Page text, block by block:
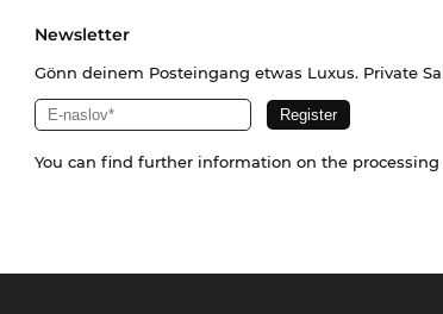
Newsletter
Gönn deinem Posteingang etwas Luxus. Private
You can find further information on the